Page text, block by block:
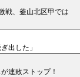
戦、釜山北区甲では
出した」
連敗ストップ！